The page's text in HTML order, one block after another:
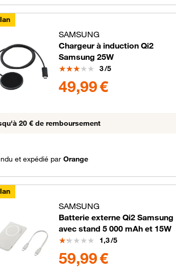
SAMSUNG
Chargeur à induction Qi2
Samsung 25W
Note
3/5
49,99 €
20 € de remboursement
et expédié parOrange
SAMSUNG
Batterie externe Qi2 Samsung
avec stand 5 000 mAh et 15W
Note
1,3/5
59,99 €